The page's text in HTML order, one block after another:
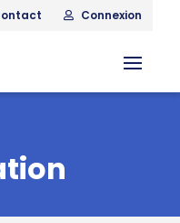
Connexion